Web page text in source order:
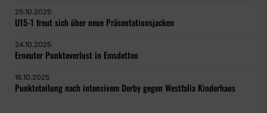
25.10.2025
U15-1 freut sich über neue Präsentationsjacken
24.10.2025
Erneuter Punkteverlust in Emsdetten
16.10.2025
Punkteteilung nach intensivem Derby gegen Westfalia Kinderhaus